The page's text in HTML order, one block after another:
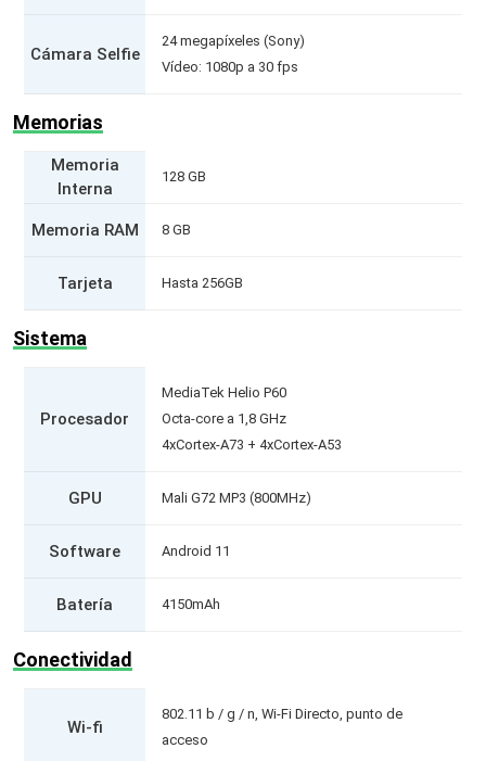
Cámara Selfie
24 megapíxeles (Sony)
Vídeo: 1080p a 30 fps
Memorias
Memoria
Interna
128 GB
Memoria RAM 8 GB
Tarjeta Hasta 256GB
Sistema
Procesador
MediaTek Helio P60
Octa-core a 1,8 GHz
4xCortex-A73 + 4xCortex-A53
GPU Mali G72 MP3 (800MHz)
Software Android 11
Batería 4150mAh
Conectividad
Wi-fi
802.11 b / g / n, Wi-Fi Directo, punto de
acceso